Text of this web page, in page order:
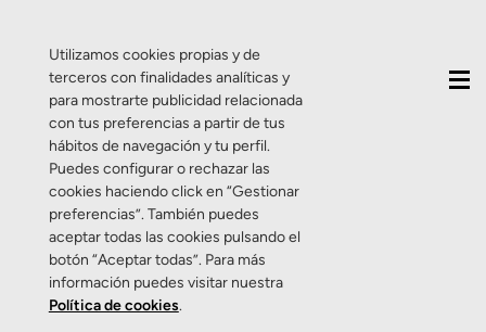
Etiqueta:oftalmología
y visión
Salud Visual
Utilizamos cookies propias y de
terceros con finalidades analíticas y
para mostrarte publicidad relacionada
con tus preferencias a partir de tus
hábitos de navegación y tu perfil.
Puedes configurar o rechazar las
cookies haciendo click en “Gestionar
preferencias”. También puedes
aceptar todas las cookies pulsando el
botón “Aceptar todas”. Para más
información puedes visitar nuestra
Política de cookies.